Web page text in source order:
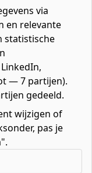
via
en relevante
statistische
— 7 partijen).
gedeeld.
wijzigen of
pas je